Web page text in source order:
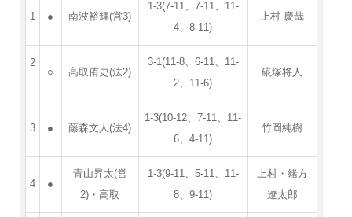
1 ● 南波裕輝(営3)
1-3(7-11、7-11、11-
4、8-11)
上村 慶哉
2
○
高取侑史(法2)
3-1(11-8、6-11、11-
2、11-6)
硴塚将人
3 ● 藤森文人(法4)
1-3(10-12、7-11、11-
6、4-11)
竹岡純樹
4 ●
青山昇太(営
2)・高取
1-3(9-11、5-11、11-
8、9-11)
上村・緒方
遼太郎